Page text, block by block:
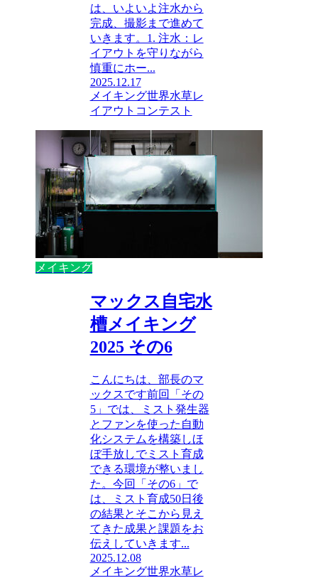
は、いよいよ注水から
完成、撮影まで進めて
いきます。1. 注水：レ
イアウトを守りながら
慎重にホー...
2025.12.17
メイキング世界水草レ
イアウトコンテスト
メイキング
マックス自宅水
槽メイキング
2025 その6
こんにちは、部長のマ
ックスです前回「その
5」では、ミスト発生器
とファンを使った自動
化システムを構築しほ
ぼ手放しでミスト育成
できる環境が整いまし
た。今回「その6」で
は、ミスト育成50日後
の結果とそこから見え
てきた成果と課題をお
伝えしていきます...
2025.12.08
メイキング世界水草レ